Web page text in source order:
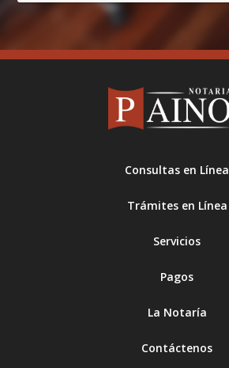
Consultas en Línea
Trámites en Línea
Servicios
Pagos
La Notaría
Contáctenos